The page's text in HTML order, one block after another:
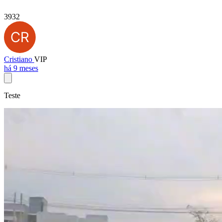
3932
Cristiano VIP
há 9 meses
Teste